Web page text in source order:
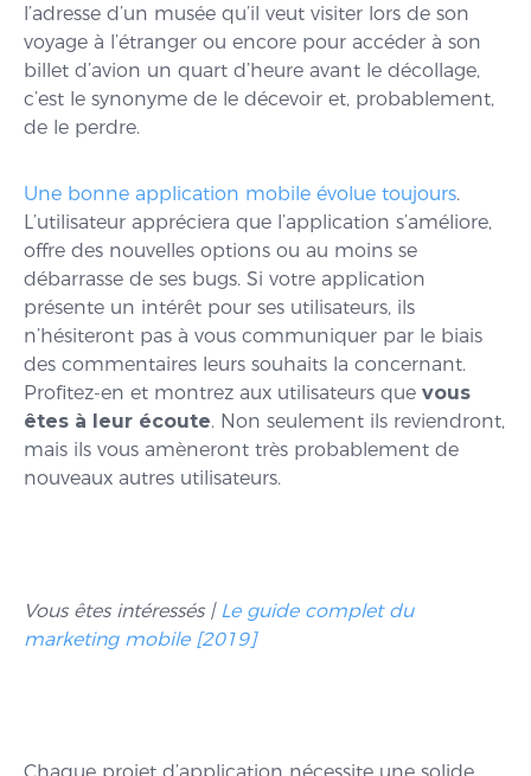
l’adresse d’un musée qu’il veut visiter lors de son
voyage à l’étranger ou encore pour accéder à son
billet d’avion un quart d’heure avant le décollage,
c’est le synonyme de le décevoir et, probablement,
de le perdre.
Une bonne application mobile évolue toujours.
L’utilisateur appréciera que l’application s’améliore,
offre des nouvelles options ou au moins se
débarrasse de ses bugs. Si votre application
présente un intérêt pour ses utilisateurs, ils
n’hésiteront pas à vous communiquer par le biais
des commentaires leurs souhaits la concernant.
Profitez-en et montrez aux utilisateurs que vous
êtes à leur écoute. Non seulement ils reviendront,
mais ils vous amèneront très probablement de
nouveaux autres utilisateurs.
Vous êtes intéressés | Le guide complet du
marketing mobile [2019]
Chaque projet d’application nécessite une solide